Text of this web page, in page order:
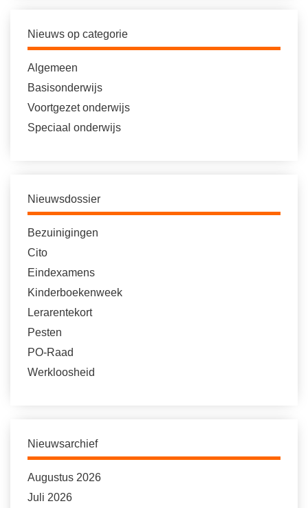
Nieuws op categorie
Algemeen
Basisonderwijs
Voortgezet onderwijs
Speciaal onderwijs
Nieuwsdossier
Bezuinigingen
Cito
Eindexamens
Kinderboekenweek
Lerarentekort
Pesten
PO-Raad
Werkloosheid
Nieuwsarchief
Augustus 2026
Juli 2026